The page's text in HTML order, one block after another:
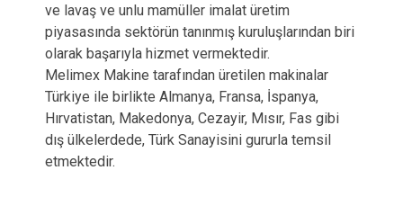
ve lavaş ve unlu mamüller imalat üretim
piyasasında sektörün tanınmış kuruluşlarından biri
olarak başarıyla hizmet vermektedir.
Melimex Makine tarafından üretilen makinalar
Türkiye ile birlikte Almanya, Fransa, İspanya,
Hırvatistan, Makedonya, Cezayir, Mısır, Fas gibi
dış ülkelerdede, Türk Sanayisini gururla temsil
etmektedir.